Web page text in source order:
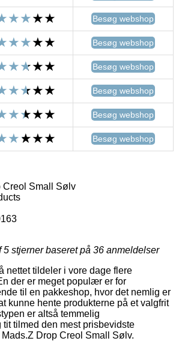
Besøg webshop
Besøg webshop
Besøg webshop
Besøg webshop
Besøg webshop
Besøg webshop
Creol Small Sølv
5 stjerner baseret på 36 anmeldelser
nettet tildeler i vore dage flere
der er meget populær er for
til en pakkeshop, hvor det nemlig er
kunne hente produkterne på et valgfrit
er altså temmelig
tilmed den mest prisbevidste
Drop Creol Small Sølv.